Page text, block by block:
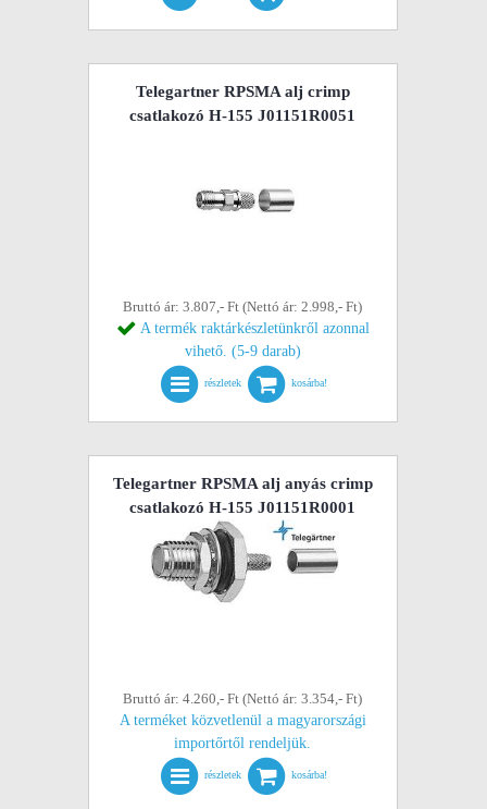
Telegartner RPSMA alj crimp
csatlakozó H-155 J01151R0051
Bruttó ár: 3.807,- Ft (Nettó ár: 2.998,- Ft)
A termék raktárkészletünkről azonnal
vihető. (5-9 darab)
részletek kosárba!
Telegartner RPSMA alj anyás crimp
csatlakozó H-155 J01151R0001
Bruttó ár: 4.260,- Ft (Nettó ár: 3.354,- Ft)
A terméket közvetlenül a magyarországi
importőrtől rendeljük.
részletek kosárba!